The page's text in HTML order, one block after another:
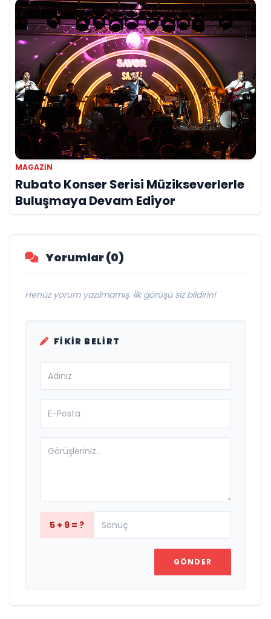
MAGAZIN
Rubato Konser Serisi Müzikseverlerle
Buluşmaya Devam Ediyor
Yorumlar (0)
Henüz yorum yazılmamış. İlk görüşü siz bildirin!
FIKIR BELIRT
5 + 9 = ?
GÖNDER